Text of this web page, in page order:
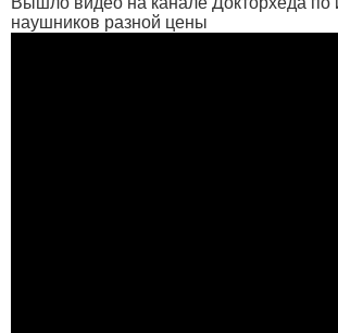
наушников разной цены